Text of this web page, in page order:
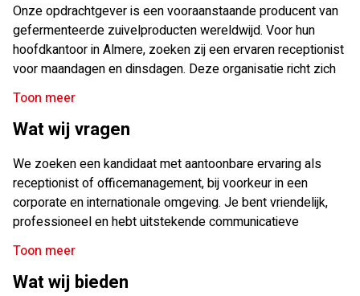
zorgen ervoor dat jij snel en eenvoudig de volgende stap
kunt zetten in je carrière. Wil jij ontdekken welke
mogelijkheden er voor jou zijn? Schrijf je in en dan spreken
we elkaar snel!
Onze opdrachtgever is een vooraanstaande producent van
gefermenteerde zuivelproducten wereldwijd. Voor hun
hoofdkantoor in Almere, zoeken zij een ervaren receptionist
voor maandagen en dinsdagen. Deze organisatie richt zich
op het ontwikkelen en leveren van probiotische dranken.
Hun vlaggenschipproduct, een gefermenteerde drank, bevat
miljarden probiotische bacteriën die gunstig zijn voor de
kwaliteitscontroles streven ze ernaar om consumenten te
voorzien van gezonde en smakelijke producten die
bijdragen aan hun welzijn. Met een sterke nadruk op
wetenschappelijk onderzoek en consumenteneducatie blijft
het bedrijf een prominente speler in de markt van
bevorderen van een gezonde levensstijl in Europa.
Toon meer
Wat wij vragen
We zoeken een kandidaat met aantoonbare ervaring als
receptionist of officemanagement, bij voorkeur in een
corporate en internationale omgeving. Je bent vriendelijk,
professioneel en hebt uitstekende communicatieve
vaardigheden. Het vermogen om te multitasken en
prioriteiten te stellen in een drukke omgeving is essentieel.
Je hebt ook een goede beheersing van
Toon meer
Wat wij bieden